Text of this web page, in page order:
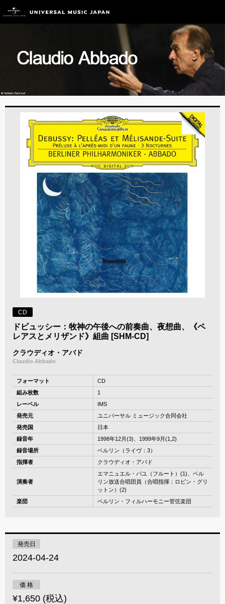
CD
ドビュッシー：牧神の午後への前奏曲、夜想曲、《ペ
レアスとメリザンド》組曲 [SHM-CD]
クラウディオ・アバド
Claudio Abbado
フォーマット
CD
組み枚数
1
レーベル
IMS
発売元
ユニバーサル ミュージック合同会社
発売国
日本
録音年
1998年12月(3)、1999年9月(1,2)
録音場所
ベルリン（ライヴ：3）
指揮者
クラウディオ・アバド
演奏者
エマニュエル・パユ（フルート）(1)、ベル
リン放送合唱団員（合唱指揮：ロビン・グリ
ットン）(2)
楽団
ベルリン・フィルハーモニー管弦楽団
発売日
2024-04-24
価 格
¥1,650 (税込)